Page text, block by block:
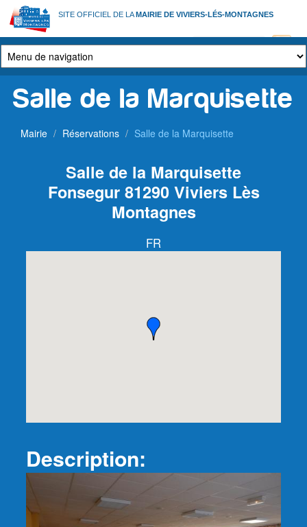
Aller
au
contenu
principal
SITE OFFICIEL DE LAMAIRIE DE VIVIERS-LÉS-MONTAGNES
Salle de la Marquisette
Mairie Réservations Salle de la Marquisette
Salle de la Marquisette
Fonsegur 81290 Viviers Lès
Montagnes
FR
Description: